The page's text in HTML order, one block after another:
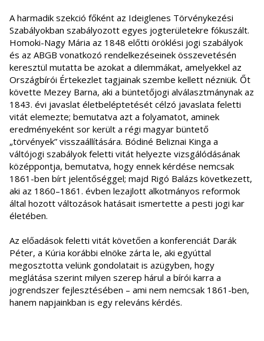
A harmadik szekció főként az Ideiglenes Törvénykezési
Szabályokban szabályozott egyes jogterületekre fókuszált.
Homoki-Nagy Mária az 1848 előtti öröklési jogi szabályok
és az ABGB vonatkozó rendelkezéseinek összevetésén
keresztül mutatta be azokat a dilemmákat, amelyekkel az
Országbírói Értekezlet tagjainak szembe kellett nézniük. Őt
követte Mezey Barna, aki a büntetőjogi alválasztmánynak az
1843. évi javaslat életbeléptetését célzó javaslata feletti
vitát elemezte; bemutatva azt a folyamatot, aminek
eredményeként sor került a régi magyar büntető
„törvények” visszaállítására. Bódiné Beliznai Kinga a
váltójogi szabályok feletti vitát helyezte vizsgálódásának
középpontja, bemutatva, hogy ennek kérdése nemcsak
1861-ben bírt jelentőséggel; majd Rigó Balázs következett,
aki az 1860–1861. évben lezajlott alkotmányos reformok
által hozott változások hatásait ismertette a pesti jogi kar
életében.
Az előadások feletti vitát követően a konferenciát Darák
Péter, a Kúria korábbi elnöke zárta le, aki egyúttal
megosztotta velünk gondolatait is azügyben, hogy
meglátása szerint milyen szerep hárul a bírói karra a
jogrendszer fejlesztésében – ami nem nemcsak 1861-ben,
hanem napjainkban is egy releváns kérdés.